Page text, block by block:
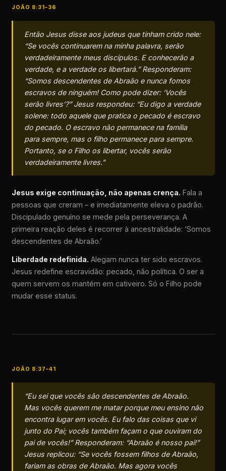
JOÃO 8:31–36
Então Jesus disse aos judeus que tinham crido nele:
“Se vocês continuarem na minha palavra, serão
verdadeiramente meus discípulos. E conhecerão a
verdade, e a verdade os libertará.” Responderam:
“Somos descendentes de Abraão e nunca fomos
escravos de ninguém! Como pode dizer: ‘Vocês
serão livres’?” Jesus respondeu: “Eu digo a verdade
solene: todo aquele que pratica o pecado é escravo
do pecado. O escravo não permanece na família
para sempre, mas o filho permanece para sempre.
Portanto, se o Filho os libertar, vocês serão
verdadeiramente livres.”
Jesus exige continuação, não apenas crença. Fala a
pessoas que creram – e imediatamente eleva o padrão.
Discipulado genuíno se mede pela perseverança. A
primeira reação deles é recorrer à ancestralidade: ‘Somos
descendentes de Abraão.’
Liberdade redefinida. Alegam nunca ter sido escravos.
Jesus redefine escravidão: pecado, não política. O ser a
quem servem os mantém em cativeiro. Só o Filho pode
mudar esse status.
JOÃO 8:37–41
“Eu sei que vocês são descendentes de Abraão.
Mas vocês querem me matar porque meu ensino não
encontra lugar em vocês. Eu falo das coisas que vi
junto do Pai; vocês também façam o que ouviram do
pai de vocês!” Responderam: “Abraão é nosso pai!”
Jesus replicou: “Se vocês fossem filhos de Abraão,
fariam as obras de Abraão. Mas agora vocês